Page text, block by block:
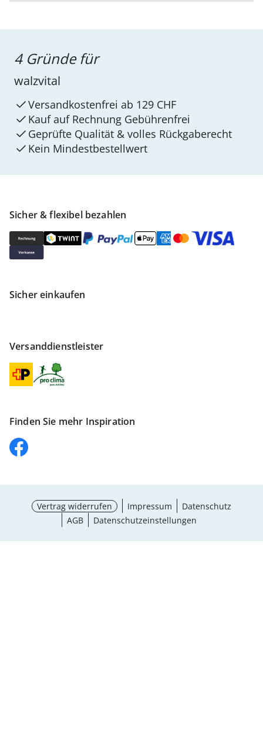
Sicher & flexibel bezahlen
Sicher einkaufen
Versanddienstleister
Finden Sie mehr Inspiration
4 Gründe für
walzvital
Versandkostenfrei ab 129 CHF
Kauf auf Rechnung Gebührenfrei
Geprüfte Qualität & volles Rückgaberecht
Kein Mindest­bestellwert
Vertrag widerrufen Impressum
Datenschutz
AGB
Datenschutzeinstellungen